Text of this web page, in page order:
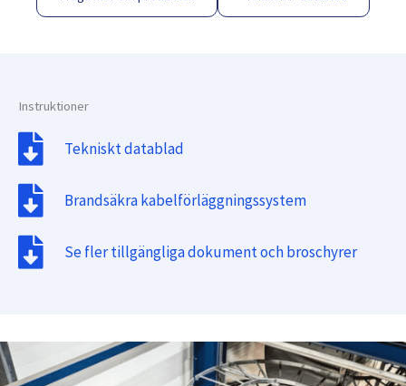
Instruktioner
Tekniskt datablad
Brandsäkra kabelförläggningssystem
Se fler tillgängliga dokument och broschyrer